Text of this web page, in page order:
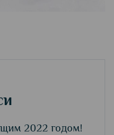
2022 годом!